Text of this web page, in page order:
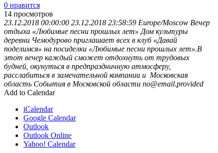
0 нравится
14 просмотров
23.12.2018 00:00:00 23.12.2018 23:58:59 Europe/Moscow Вечер
отдыха «Любимые песни прошлых лет» Дом культуры
деревни Чемодурово приглашает всех в клуб «Давай
поделимся» на посиделки «Любимые песни прошлых лет».В
этот вечер каждый сможет отдохнуть от трудовых
будней, окунуться в предпраздничную атмосферу,
расслабиться в замечательной компании и Московская
область События в Московской области no@email.provided
Add to Calendar
iCalendar
Google Calendar
Outlook
Outlook Online
Yahoo! Calendar